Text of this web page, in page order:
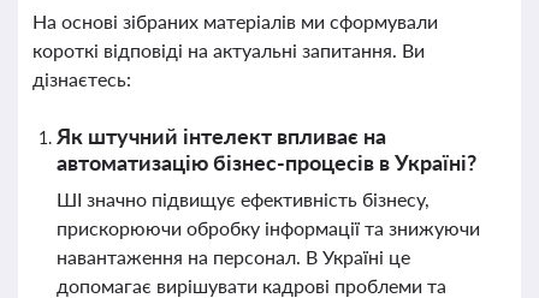
На основі зібраних матеріалів ми сформували
короткі відповіді на актуальні запитання. Ви
дізнаєтесь:
Як штучний інтелект впливає на
автоматизацію бізнес-процесів в Україні?
ШІ значно підвищує ефективність бізнесу,
прискорюючи обробку інформації та знижуючи
навантаження на персонал. В Україні це
допомагає вирішувати кадрові проблеми та